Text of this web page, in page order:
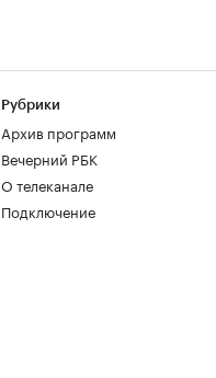
Рубрики
Архив программ
Вечерний РБК
О телеканале
Подключение